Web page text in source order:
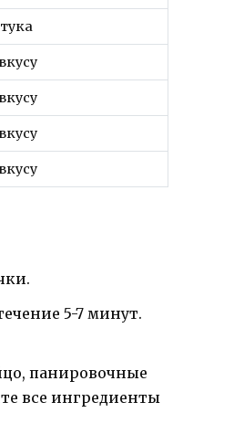
5-7 минут.
панировочные
все ингредиенты